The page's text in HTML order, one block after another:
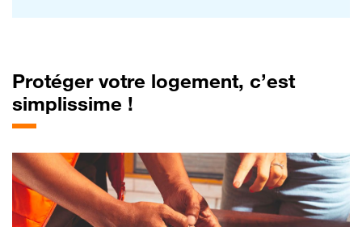
Protéger votre logement, c’est
simplissime !